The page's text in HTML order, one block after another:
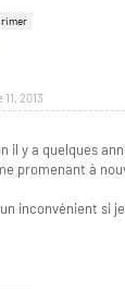
2013
il y a quelques
promenant à
inconvénient si